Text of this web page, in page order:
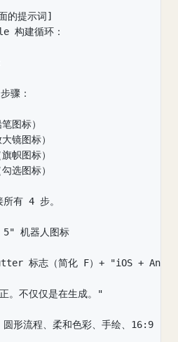
的提示词]
构建循环：
骤：
图标）
镜图标）
帜图标）
选图标）
所有 4 步。
机器人图标
标志（简化 F）+ "iOS +
。不仅仅是在生成。"
圆形流程、柔和色彩、手绘、16:9